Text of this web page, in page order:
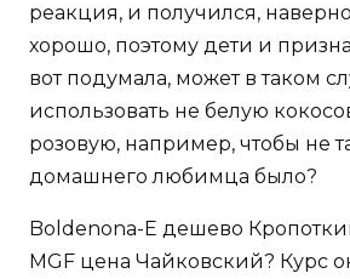
реакция, и получился,
хорошо, поэтому дети и
вот подумала, может в таком
использовать не белую
розовую, например, чтобы не
домашнего любимца было?
Boldenona-E дешево
MGF цена Чайковский? Курс